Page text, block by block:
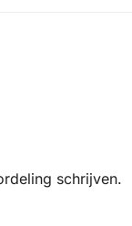
schrijven.